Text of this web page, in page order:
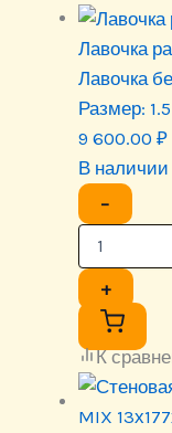
Лавочка
Лавочка
Размер:
9 600.00 ₽
В наличии
−
+
К